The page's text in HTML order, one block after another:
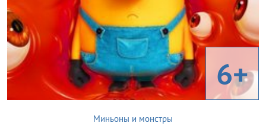
6+
Миньоны и монстры